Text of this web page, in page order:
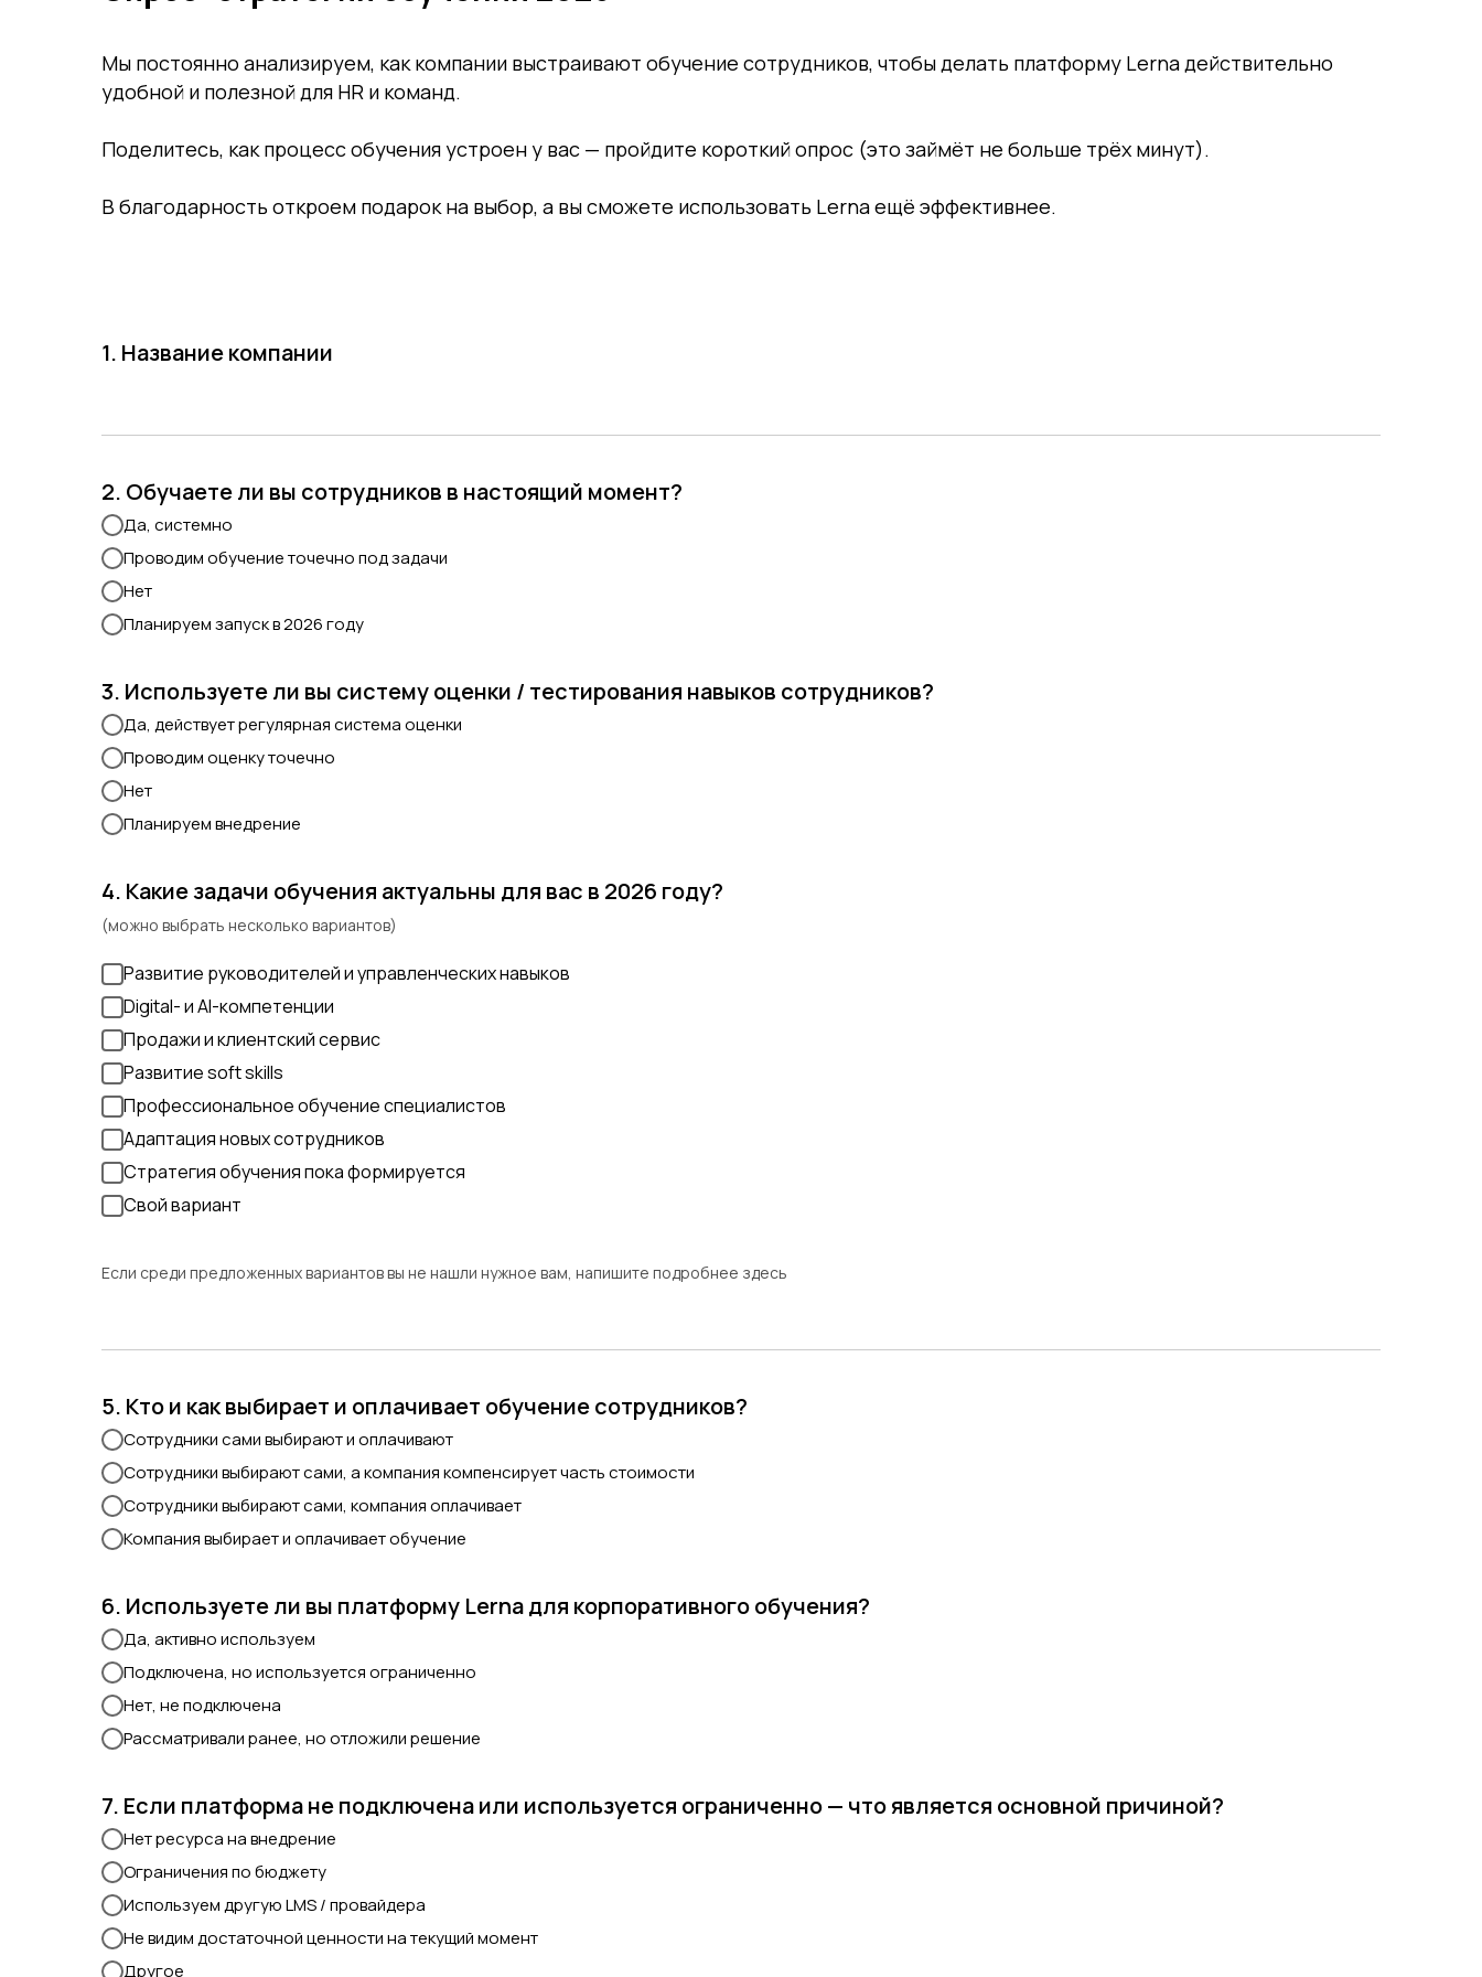
Мы постоянно анализируем, как компании выстраивают обучение сотрудников, чтобы делать платформу Lerna действительно
удобной и полезной для HR и команд.
Поделитесь, как процесс обучения устроен у вас — пройдите короткий опрос (это займёт не больше трёх минут).
В благодарность откроем подарок на выбор, а вы сможете использовать Lerna ещё эффективнее.
1. Название компании
2. Обучаете ли вы сотрудников в настоящий момент?
Да, системно
Проводим обучение точечно под задачи
Нет
Планируем запуск в 2026 году
3. Используете ли вы систему оценки / тестирования навыков сотрудников?
Да, действует регулярная система оценки
Проводим оценку точечно
Нет
Планируем внедрение
4. Какие задачи обучения актуальны для вас в 2026 году?
(можно выбрать несколько вариантов)
Развитие руководителей и управленческих навыков
Digital- и AI-компетенции
Продажи и клиентский сервис
Развитие soft skills
Профессиональное обучение специалистов
Адаптация новых сотрудников
Стратегия обучения пока формируется
Свой вариант
Если среди предложенных вариантов вы не нашли нужное вам, напишите подробнее здесь
5. Кто и как выбирает и оплачивает обучение сотрудников?
Сотрудники сами выбирают и оплачивают
Сотрудники выбирают сами, а компания компенсирует часть стоимости
Сотрудники выбирают сами, компания оплачивает
Компания выбирает и оплачивает обучение
6. Используете ли вы платформу Lerna для корпоративного обучения?
Да, активно используем
Подключена, но используется ограниченно
Нет, не подключена
Рассматривали ранее, но отложили решение
7. Если платформа не подключена или используется ограниченно — что является основной причиной?
Нет ресурса на внедрение
Ограничения по бюджету
Используем другую LMS / провайдера
Не видим достаточной ценности на текущий момент
Другое